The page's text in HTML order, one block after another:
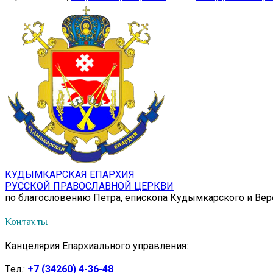
КУДЫМКАРСКАЯ ЕПАРХИЯ
РУССКОЙ ПРАВОСЛАВНОЙ ЦЕРКВИ
по благословению Петра, епископа Кудымкарского и
Контакты
Канцелярия Епархиального управления:
Tел.: +7 (34260) 4-36-48